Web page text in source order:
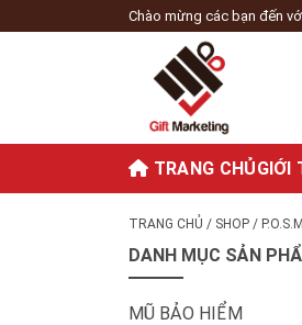
Chào mừng các bạn đến
TRANG CHỦGIỚI
TRANG CHỦ / SHOP / P.O.S.M
DANH MỤC SẢN
MŨ BẢO HIỂM